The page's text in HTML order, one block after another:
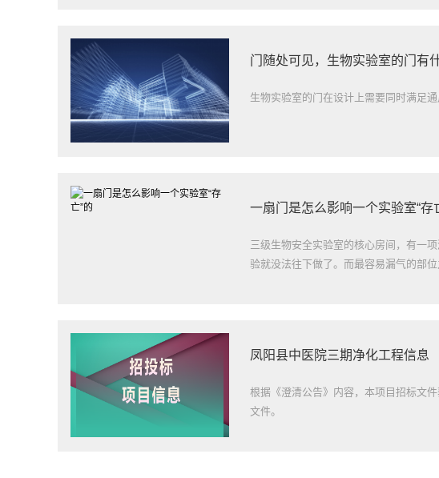
门随处可见，生物实验室的门有
生物实验室的门在设计上需要同时满足
一扇门是怎么影响一个实验室“存
三级生物安全实验室的核心房间，有一
验就没法往下做了。而最容易漏气的部
凤阳县中医院三期净化工程信息
根据《澄清公告》内容，本项目招标文
文件。